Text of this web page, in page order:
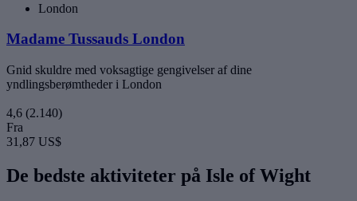
London
Madame Tussauds London
Gnid skuldre med voksagtige gengivelser af dine
yndlingsberømtheder i London
4,6 (2.140)
Fra
31,87 US$
De bedste aktiviteter på Isle of Wight